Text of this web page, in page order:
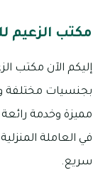
مكتب الزعيم
إليكم الآن مكتب
بجنسيات مختلفة
مميزة وخدمة
في العاملة
سريع.